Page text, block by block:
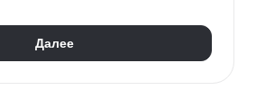
Психофизиология
Далее